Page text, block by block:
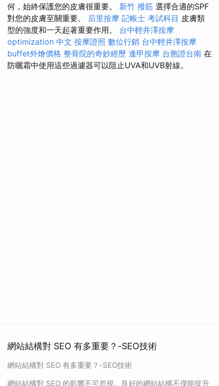
何，始終保護您的皮膚很重要。 新竹 撥筋 選擇合適的SPF
對您的皮膚至關重要。 后里按摩 記帳士 考試科目 皮膚類
型的強度和一天起著重要作用。 台中輕井澤按摩
optimization 中文 按摩證照 數位行銷 台中輕井澤按摩
buffet外燴價格 整骨院的奇妙經歷 逢甲按摩 台胞證台南 在
防曬霜中使用這些過濾器可以阻止UVA和UVB射線。
網站結構對 SEO 有多重要？-SEO技術
網站結構對 SEO 有多重要？-SEO技術
網站結構對 SEO 的影響不可忽視。良好的網站結構不僅能提升